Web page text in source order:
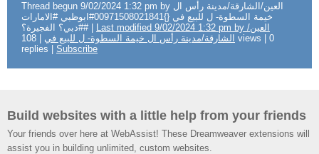
Thread begun 9/02/2024 1:32 pm by العين/الشارقة/مدينة رأس ال
خيمة السطوة- ل للبيع في {}00971508021841#ابوظبي #الامارات
##دبي؟ الفجيرة؟ |
Last modified 9/02/2024 1:32 pm by العين/
الشارقة/مدينة رأس ال خيمة السطوة- ل للبيع في
| 108 views | 0
replies | Subscribe
Build websites with a little help from your friends
Your friends over here at WebAssist! These Dreamweaver extensions will
assist you in building unlimited, custom websites.